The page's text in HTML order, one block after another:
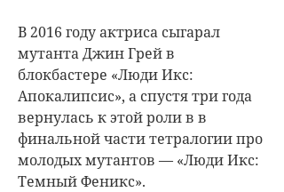
В 2016 году актриса сыгарал
мутанта Джин Грей в
блокбастере «Люди Икс:
Апокалипсис», а спустя три года
вернулась к этой роли в в
финальной части тетралогии про
молодых мутантов — «Люди Икс:
Темный Феникс».